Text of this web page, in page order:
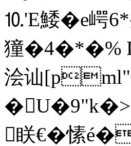
⒑'E鯘� e崿6*
獞�4�*�%
浍讪[pml"
眹€� 愫